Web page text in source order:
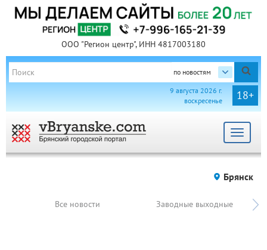
ООО "Регион центр", ИНН 4817003180
по новостям
18+
9 августа 2026 г.
воскресенье
Toggle
Брянск
Все новости Заводные выходные